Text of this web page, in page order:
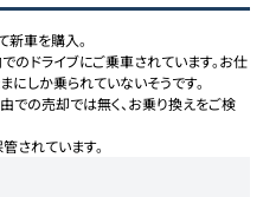
車を購入。
ドライブにご乗車されています。お仕
しか乗られていないそうです。
の売却では無く、お乗り換えをご検
されています。